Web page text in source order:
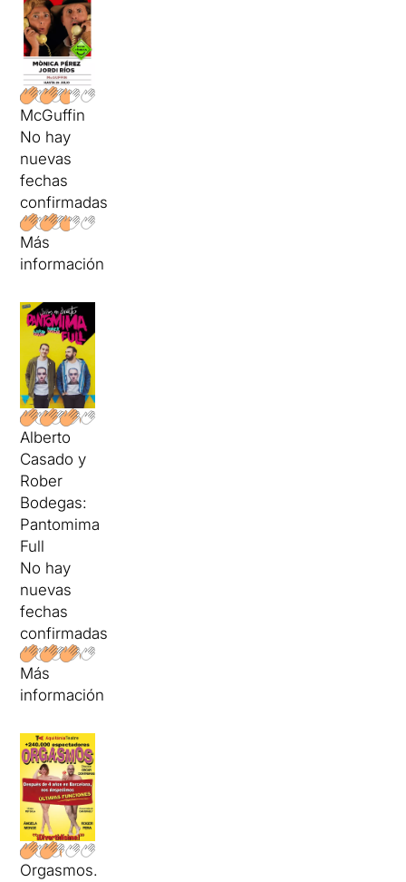
McGuffin
No hay
nuevas
fechas
confirmadas
Más
información
Alberto
Casado y
Rober
Bodegas:
Pantomima
Full
No hay
nuevas
fechas
confirmadas
Más
información
Orgasmos.